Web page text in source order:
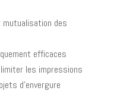
des
efficaces
les impressions
d'envergure